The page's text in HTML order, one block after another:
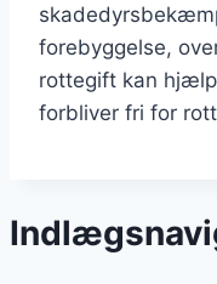
forebyggelse,
rottegift kan
forbliver fri for